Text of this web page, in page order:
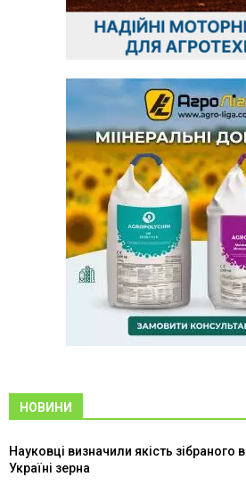
НОВИНИ
Науковці визначили якість зібраного в
Україні зерна